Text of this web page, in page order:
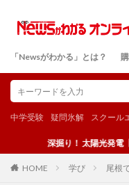
「Newsがわかる」とは？
中学受験 疑問氷解 スクール
深掘り！ 太陽光発電【月刊
HOME 学び 尾根